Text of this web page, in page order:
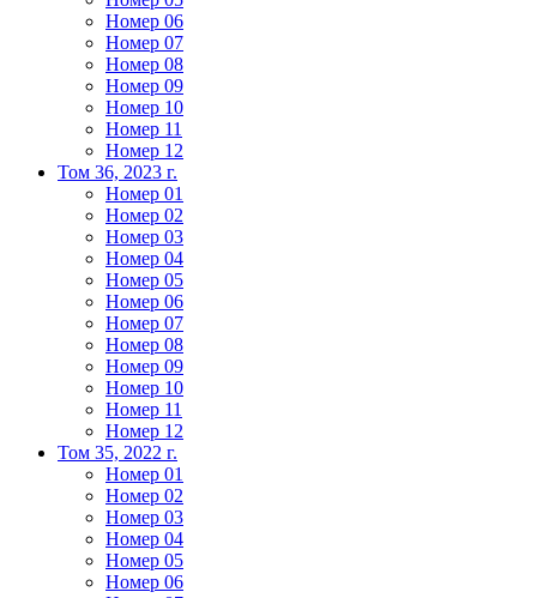
Номер 06
Номер 07
Номер 08
Номер 09
Номер 10
Номер 11
Номер 12
Том 36, 2023 г.
Номер 01
Номер 02
Номер 03
Номер 04
Номер 05
Номер 06
Номер 07
Номер 08
Номер 09
Номер 10
Номер 11
Номер 12
Том 35, 2022 г.
Номер 01
Номер 02
Номер 03
Номер 04
Номер 05
Номер 06